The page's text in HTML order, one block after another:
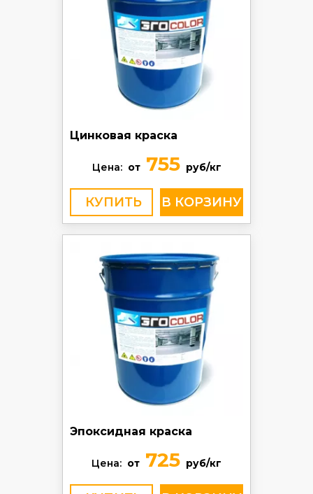
Цинковая краска
Цена: от755 руб/кг
КУПИТЬ
Эпоксидная краска
Цена: от 725 руб/кг